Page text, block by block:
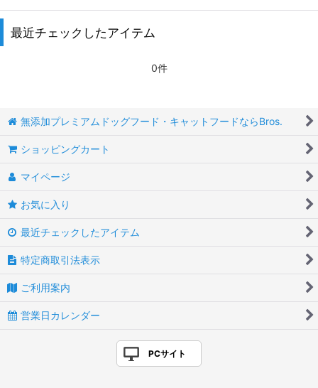
最近チェックしたアイテム
0件
無添加プレミアムドッグフード・キャットフードならBros.
ショッピングカート
マイページ
お気に入り
最近チェックしたアイテム
特定商取引法表示
ご利用案内
営業日カレンダー
PCサイト